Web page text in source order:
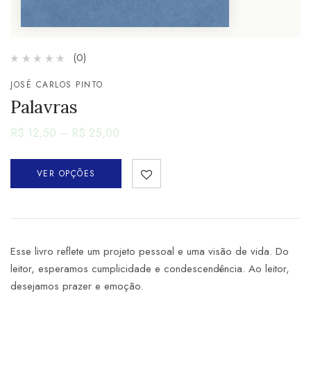
(0)
JOSÉ CARLOS PINTO
Palavras
R$ 12,50 – R$ 25,00
VER OPÇÕES
Esse livro reflete um projeto pessoal e uma visão de vida. Do
leitor, esperamos cumplicidade e condescendência. Ao leitor,
desejamos prazer e emoção.